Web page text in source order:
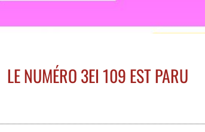
LE NUMÉRO 3EI 109 EST PARU